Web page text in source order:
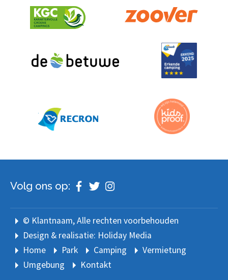
Volg ons op:
© Klantnaam, Alle rechten voorbehouden
Design & realisatie: Holiday Media
Home
Park Camping
Vermietung
Umgebung
Kontakt